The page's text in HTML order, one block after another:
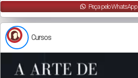
Peça pelo WhatsApp
Cursos